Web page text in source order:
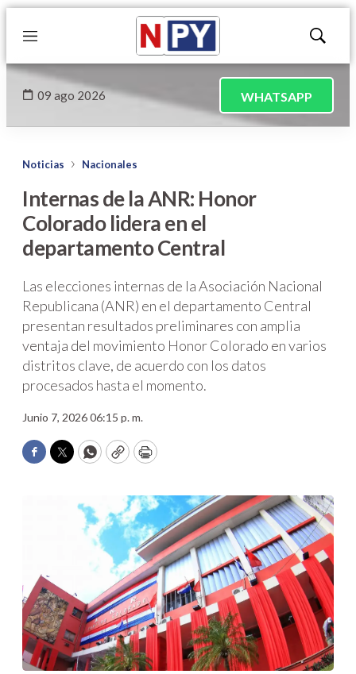
Menú
Mostrar
09 ago 2026 WHATSAPP
Noticias Nacionales
Internas de la ANR: Honor
Colorado lidera en el
departamento Central
Las elecciones internas de la Asociación Nacional
Republicana (ANR) en el departamento Central
presentan resultados preliminares con amplia
ventaja del movimiento Honor Colorado en varios
distritos clave, de acuerdo con los datos
procesados hasta el momento.
Junio 7, 2026 06:15 p. m.
Facebook
TwitterWhatsApp
CopyPrint